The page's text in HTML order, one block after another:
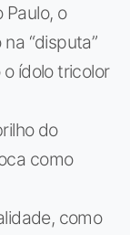
o
“disputa”
ídolo tricolor
do
como
como